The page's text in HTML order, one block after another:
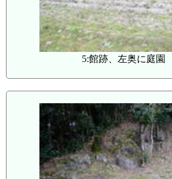
5:館跡、左奥に庭園